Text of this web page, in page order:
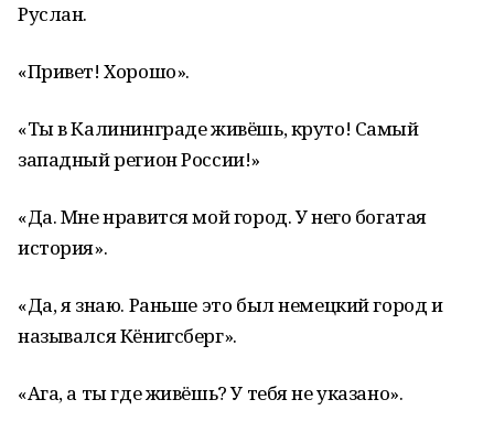
Руслан.
«Привет! Хорошо».
«Ты в Калининграде живёшь, круто! Самый
западный регион России!»
«Да. Мне нравится мой город. У него богатая
история».
«Да, я знаю. Раньше это был немецкий город и
назывался Кёнигсберг».
«Ага, а ты где живёшь? У тебя не указано».